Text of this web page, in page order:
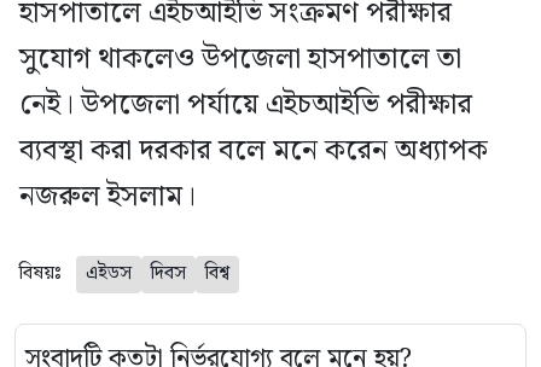
হাসপাতালে এইচআইভি সংক্রমণ পরীক্ষার
সুযোগ থাকলেও উপজেলা হাসপাতালে তা
নেই। উপজেলা পর্যায়ে এইচআইভি পরীক্ষার
ব্যবস্থা করা দরকার বলে মনে করেন অধ্যাপক
নজরুল ইসলাম।
বিষয়ঃ এইডস দিবস বিশ্ব